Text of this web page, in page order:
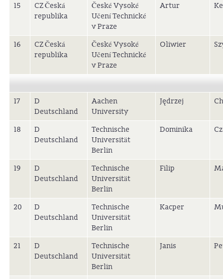
15
CZ Česká
republika
České Vysoké
Učení Technické
v Praze
Artur
16
CZ Česká
republika
České Vysoké
Učení Technické
v Praze
Oliwier
17
D
Deutschland
Aachen
University
Jędrzej
18
D
Deutschland
Technische
Universität
Berlin
Dominika
19
D
Deutschland
Technische
Universität
Berlin
Filip
20
D
Deutschland
Technische
Universität
Berlin
Kacper
21
D
Deutschland
Technische
Universität
Berlin
Janis